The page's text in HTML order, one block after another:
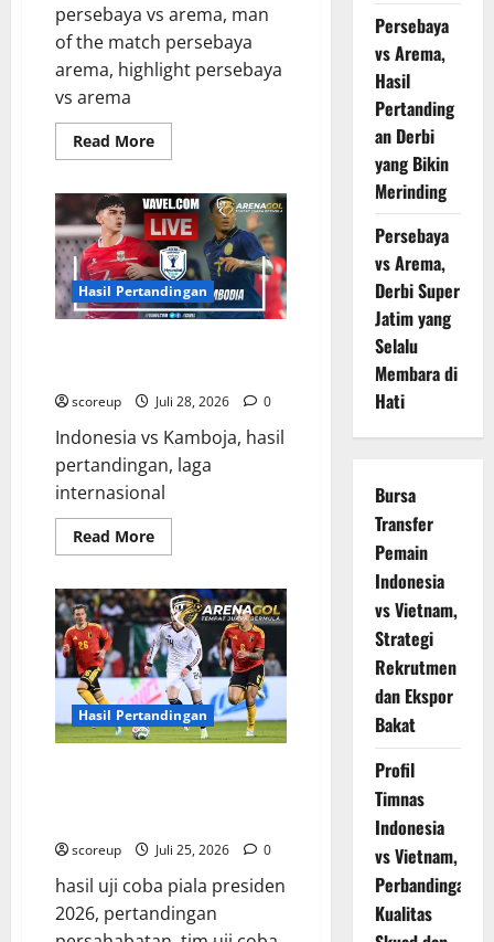
persebaya vs arema, man
of the match persebaya
arema, highlight persebaya
vs arema
Read MoreRead
more
vs
Arema
Berakhir
Dramatis,
Bonek
dan
Aremania
Bergemuruh
Hasil Pertandingan
scoreup Juli 28, 2026 0
Indonesia vs Kamboja, hasil
pertandingan, laga
internasional
Read MoreRead
more
vs
Kamboja
Berakhir
Imbang
1-
1
dalam
Laga
Sengit
Hasil Pertandingan
scoreup Juli 25, 2026 0
hasil uji coba piala presiden
2026, pertandingan
Persebaya
vs Arema,
Hasil
Pertanding
an Derbi
yang Bikin
Merinding
Persebaya
vs Arema,
Derbi Super
Jatim yang
Selalu
Membara di
Hati
Bursa
Transfer
Pemain
Indonesia
vs Vietnam,
Strategi
Rekrutmen
dan Ekspor
Bakat
Profil
Timnas
Indonesia
vs Vietnam,
Perbandingan
Kualitas